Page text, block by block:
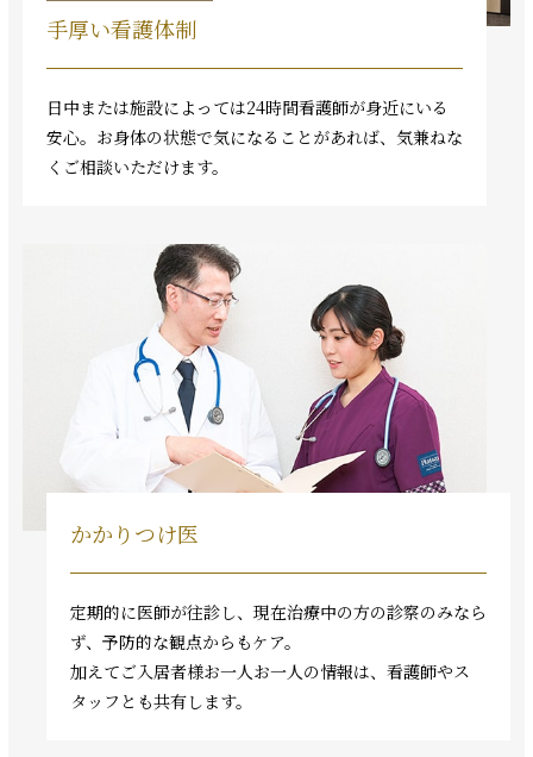
手厚い看護体制
日中または施設によっては24時間看護師が身近にいる
安心。お身体の状態で気になることがあれば、気兼ねな
くご相談いただけます。
かかりつけ医
定期的に医師が往診し、現在治療中の方の診察のみなら
ず、予防的な観点からもケア。
加えてご入居者様お一人お一人の情報は、看護師やス
タッフとも共有します。